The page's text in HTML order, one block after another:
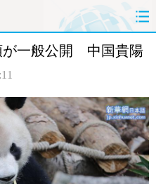
経済
写真
が一般公開 中国貴陽